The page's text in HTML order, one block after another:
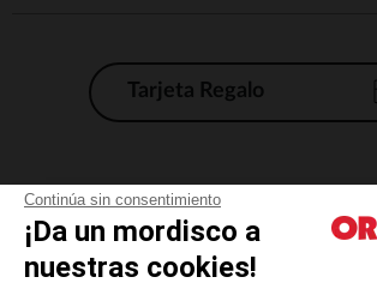
Continúa sin consentimiento
¡Da un mordisco a
nuestras cookies!
Tarjeta Regalo
Condiciones generales de venta
Aviso Legal
*Condiciones de las ofertas